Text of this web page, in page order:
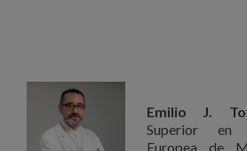
Emilio J.
Superior en
Europea de